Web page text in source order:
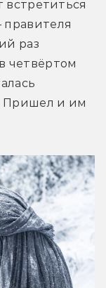
встретиться
раз
четвёртом
Пришел и им